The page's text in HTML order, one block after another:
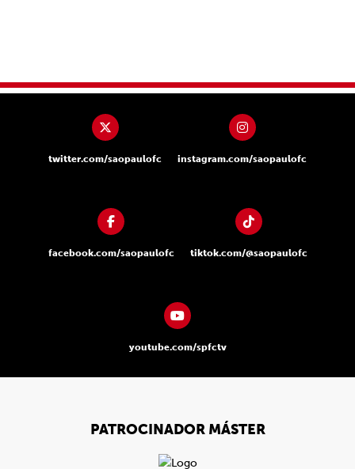
twitter.com/saopaulofc instagram.com/saopaulofc
facebook.com/saopaulofc tiktok.com/@saopaulofc
youtube.com/spfctv
PATROCINADOR MÁSTER